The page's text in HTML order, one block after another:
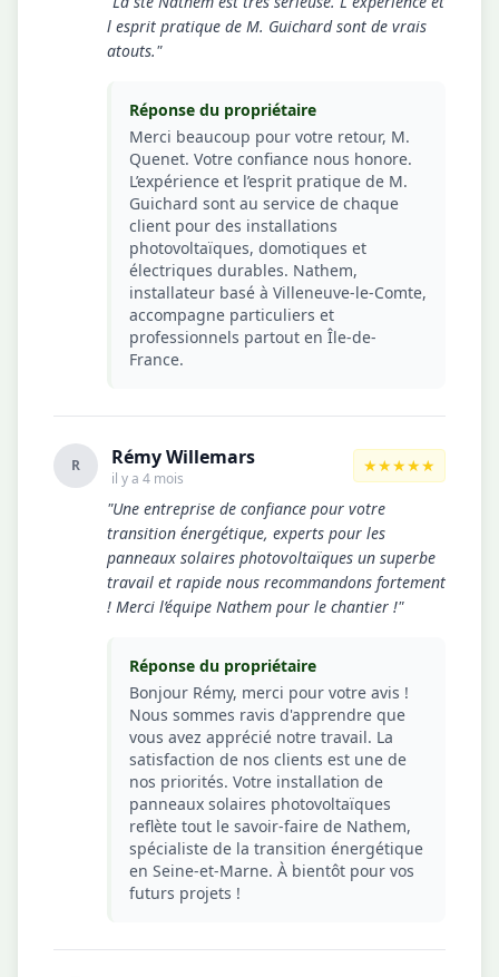
l esprit pratique de M. Guichard sont de vrais
atouts."
Réponse du propriétaire
Merci beaucoup pour votre retour, M.
Quenet. Votre confiance nous honore.
L’expérience et l’esprit pratique de M.
Guichard sont au service de chaque
client pour des installations
photovoltaïques, domotiques et
électriques durables. Nathem,
installateur basé à Villeneuve-le-Comte,
accompagne particuliers et
professionnels partout en Île-de-
France.
R Rémy Willemars
il y a 4 mois
★★★★★
"Une entreprise de confiance pour votre
transition énergétique, experts pour les
panneaux solaires photovoltaïques un superbe
travail et rapide nous recommandons fortement
! Merci l’équipe Nathem pour le chantier !"
Réponse du propriétaire
Bonjour Rémy, merci pour votre avis !
Nous sommes ravis d'apprendre que
vous avez apprécié notre travail. La
satisfaction de nos clients est une de
nos priorités. Votre installation de
panneaux solaires photovoltaïques
reflète tout le savoir-faire de Nathem,
spécialiste de la transition énergétique
en Seine-et-Marne. À bientôt pour vos
futurs projets !